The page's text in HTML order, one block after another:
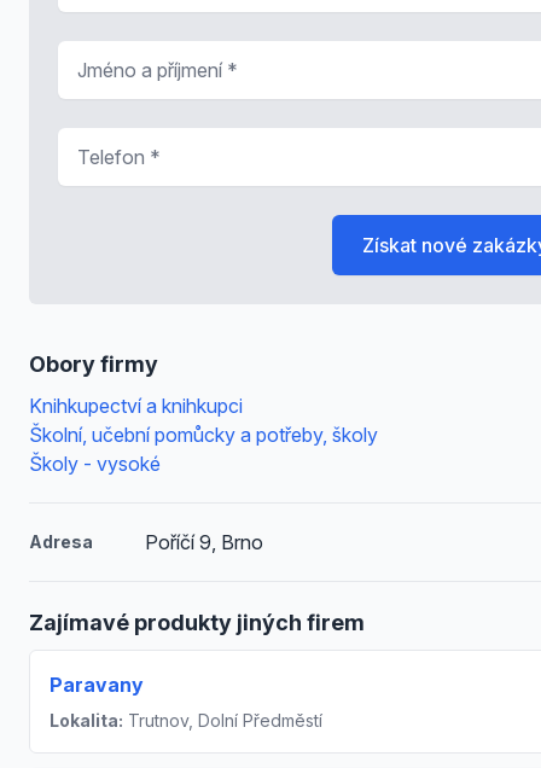
Obory firmy
Knihkupectví a knihkupci
Školní, učební pomůcky a potřeby, školy
Školy - vysoké
Adresa Poříčí 9, Brno
Zajímavé produkty jiných firem
Paravany
Lokalita: Trutnov, Dolní Předměstí
Získat nové